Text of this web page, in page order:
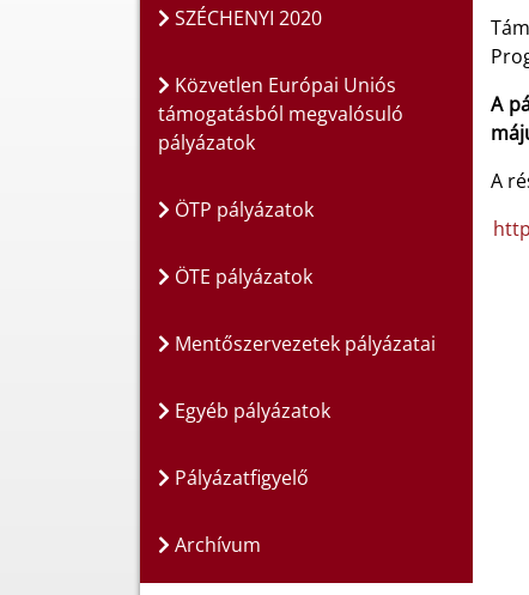
SZÉCHENYI 2020
Közvetlen Európai Uniós
támogatásból megvalósuló
pályázatok
ÖTP pályázatok
ÖTE pályázatok
Mentőszervezetek pályázatai
Egyéb pályázatok
Pályázatfigyelő
Archívum
A
A